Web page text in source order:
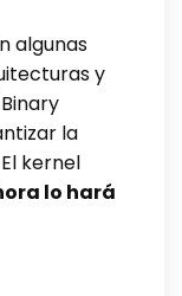
algunas
y
la
kernel
lo hará